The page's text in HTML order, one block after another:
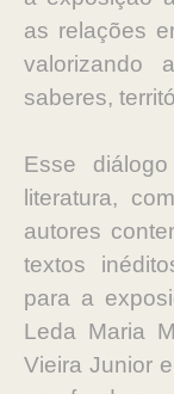
as relações
valorizando
saberes,
Esse
literatura,
autores
textos
para a
Leda Maria
Vieira Junior